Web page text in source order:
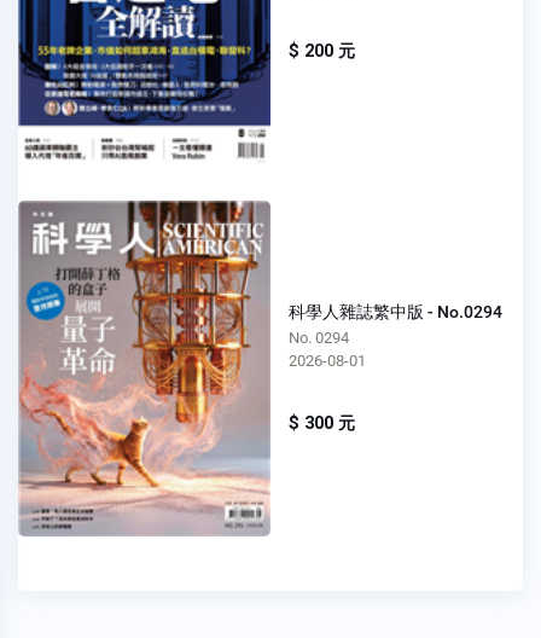
$ 200 元
科學人雜誌繁中版 - No.0294
No. 0294
2026-08-01
$ 300 元